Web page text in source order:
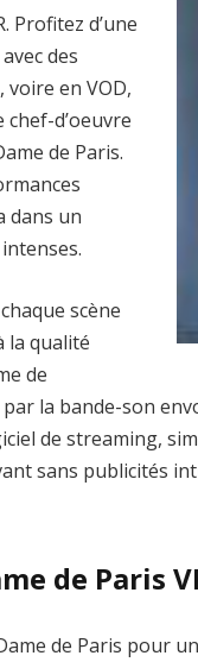
Profitez d’une
des
en VOD,
d’oeuvre
de Paris.
dans un
scène
la qualité
de
la bande-son
de streaming,
sans publicités
de Paris
de Paris pour